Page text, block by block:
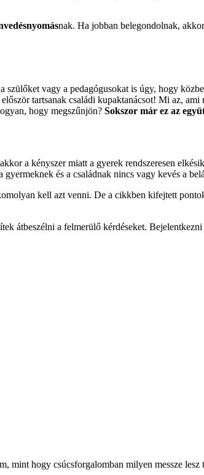
nak. Ha jobban belegondolnak,
vagy a pedagógusokat is úgy, hogy
tartsanak családi kupaktanácsot! Mi az,
hogy megszűnjön? Sokszor már ez az
a kényszer miatt a gyerek rendszeresen
és a családnak nincs vagy kevés a
kell azt venni. De a cikkben kifejtett
átbeszélni a felmerülő kérdéseket. Bejelentkezni
mint hogy csúcsforgalomban milyen messze